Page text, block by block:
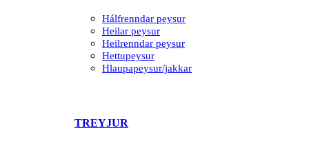
Hálfrenndar peysur
Heilar peysur
Heilrenndar peysur
Hettupeysur
Hlaupapeysur/jakkar
TREYJUR